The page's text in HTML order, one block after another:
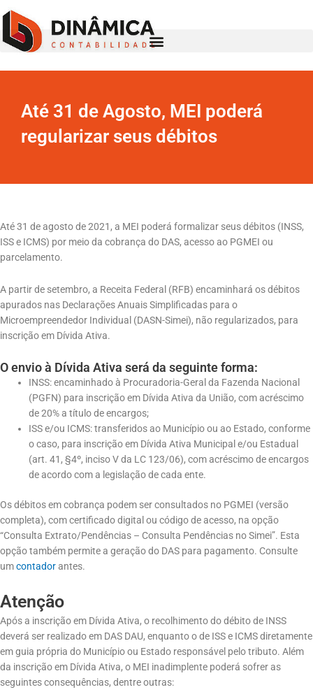
para
conteúdo
Até 31 de Agosto, MEI poderá
regularizar seus débitos
Até 31 de agosto de 2021, a MEI poderá formalizar seus débitos (INSS,
ISS e ICMS) por meio da cobrança do DAS, acesso ao PGMEI ou
parcelamento.
A partir de setembro, a Receita Federal (RFB) encaminhará os débitos
apurados nas Declarações Anuais Simplificadas para o
Microempreendedor Individual (DASN-Simei), não regularizados, para
inscrição em Dívida Ativa.
O envio à Dívida Ativa será da seguinte forma:
INSS: encaminhado à Procuradoria-Geral da Fazenda Nacional
(PGFN) para inscrição em Dívida Ativa da União, com acréscimo
de 20% a título de encargos;
ISS e/ou ICMS: transferidos ao Município ou ao Estado, conforme
o caso, para inscrição em Dívida Ativa Municipal e/ou Estadual
(art. 41, §4º, inciso V da LC 123/06), com acréscimo de encargos
de acordo com a legislação de cada ente.
Os débitos em cobrança podem ser consultados no PGMEI (versão
completa), com certificado digital ou código de acesso, na opção
“Consulta Extrato/Pendências – Consulta Pendências no Simei”. Esta
opção também permite a geração do DAS para pagamento. Consulte
umcontadorantes.
Atenção
Após a inscrição em Dívida Ativa, o recolhimento do débito de INSS
deverá ser realizado em DAS DAU, enquanto o de ISS e ICMS diretamente
em guia própria do Município ou Estado responsável pelo tributo. Além
da inscrição em Dívida Ativa, o MEI inadimplente poderá sofrer as
seguintes consequências, dentre outras: